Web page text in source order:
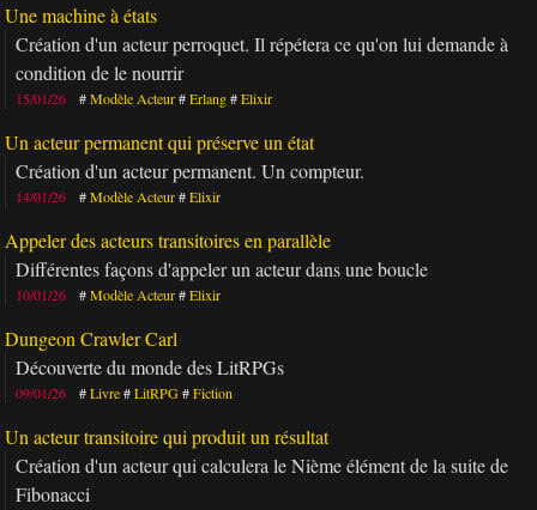
Une machine à états
Création d'un acteur perroquet. Il répétera ce qu'on lui demande à
condition de le nourrir
15/01/26 Modèle Acteur Erlang Elixir
Un acteur permanent qui préserve un état
Création d'un acteur permanent. Un compteur.
14/01/26 Modèle Acteur Elixir
Appeler des acteurs transitoires en parallèle
Différentes façons d'appeler un acteur dans une boucle
10/01/26 Modèle Acteur Elixir
Dungeon Crawler Carl
Découverte du monde des LitRPGs
09/01/26 Livre LitRPG Fiction
Un acteur transitoire qui produit un résultat
Création d'un acteur qui calculera le Nième élément de la suite de
Fibonacci